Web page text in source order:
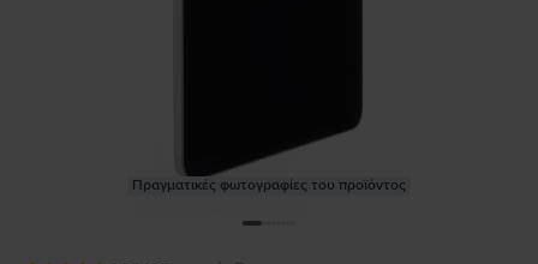
Πραγματικές φωτογραφίες του προϊόντος